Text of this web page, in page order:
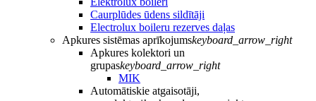
Caurplūdes ūdens sildītāji
Electrolux boileru rezerves daļas
Apkures sistēmas aprīkojumskeyboard_arrow_right
Apkures kolektori un
grupaskeyboard_arrow_right
MIK
Automātiskie atgaisotāji,